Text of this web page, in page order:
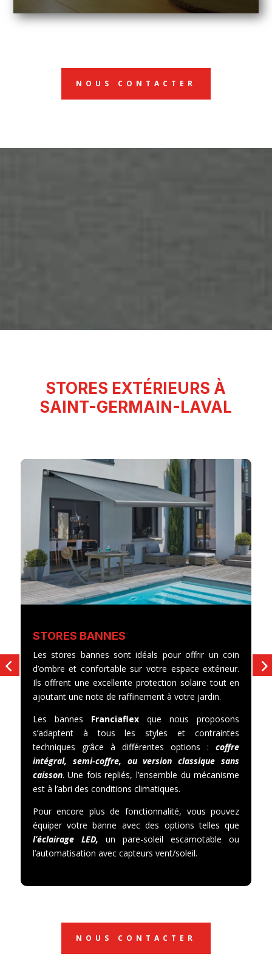
NOUS CONTACTER
STORES EXTÉRIEURS À
SAINT-GERMAIN-LAVAL
STORES BANNES
Les stores bannes sont idéals pour offrir un coin
d’ombre et confortable sur votre espace extérieur.
Ils offrent une excellente protection solaire tout en
ajoutant une note de raffinement à votre jardin.
Les bannes Franciaflexque nous proposons
s’adaptent à tous les styles et contraintes
techniques grâce à différentes options :coffre
intégral, semi-coffre, ou version classique sans
caisson. Une fois repliés, l’ensemble du mécanisme
est à l’abri des conditions climatiques.
Pour encore plus de fonctionnalité, vous pouvez
équiper votre banne avec des options telles que
l’éclairage LED, un pare-soleil escamotable ou
l’automatisation avec capteurs vent/soleil.
NOUS CONTACTER